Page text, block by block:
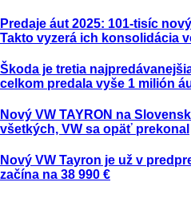
Predaje áut 2025: 101-tisíc
Takto vyzerá ich konsolidácia
Škoda je tretia
celkom predala vyše 1 milión
Nový VW TAYRON na
všetkých, VW sa opäť prekonal
Nový VW Tayron je už v
začína na 38 990 €